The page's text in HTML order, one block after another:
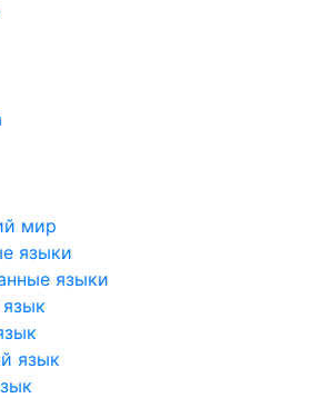
мир
языки
языки
язык